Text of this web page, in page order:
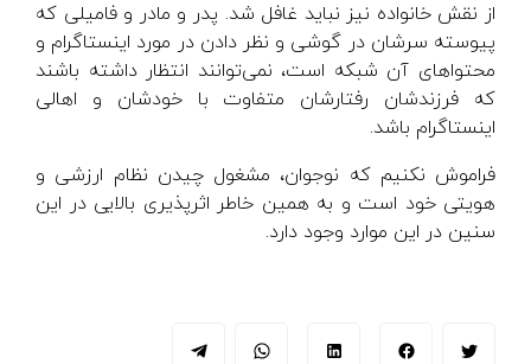
از نقش خانواده نیز نباید غافل شد. پدر و مادر و فامیلی که
پیوسته سرشان در گوشی و نظر دادن در مورد اینستاگرام و
محتواهای آن شبکه است، نمی‌توانند انتظار داشته باشند
که فرزندشان رفتارشان متفاوت با خودشان و اهالی
اینستاگرام باشد.
فراموش نکنیم که نوجوان، مشغول چیدن نظام ارزشی و
هویتی خود است و به همین خاطر اثرپذیری بالایی در این
سنین در این موارد وجود دارد.